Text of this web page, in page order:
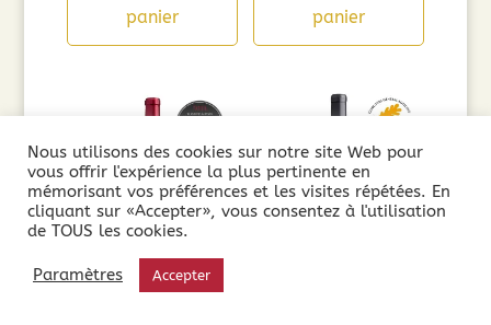
panier
panier
Domaine les
Nous utilisons des cookies sur notre site Web pour
vous offrir l'expérience la plus pertinente en
mémorisant vos préférences et les visites répétées. En
cliquant sur «Accepter», vous consentez à l'utilisation
de TOUS les cookies.
Paramètres Accepter